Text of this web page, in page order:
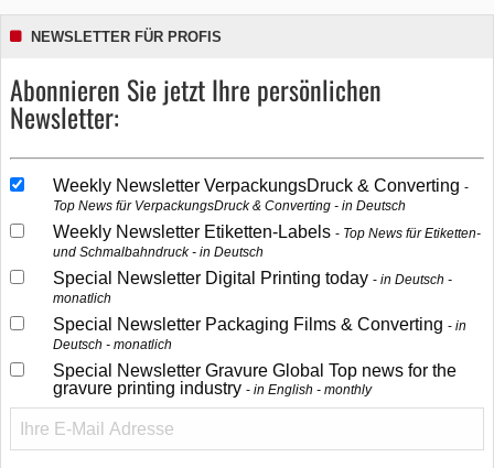
NEWSLETTER FÜR PROFIS
Abonnieren Sie jetzt Ihre persönlichen
Newsletter:
Weekly Newsletter VerpackungsDruck & Converting
Top News für VerpackungsDruck & Converting - in Deutsch
Weekly Newsletter Etiketten-Labels
Top News für Etiketten-
und Schmalbahndruck - in Deutsch
Special Newsletter Digital Printing today
in Deutsch -
monatlich
Special Newsletter Packaging Films & Converting
in
Deutsch - monatlich
Special Newsletter Gravure Global Top news for the
gravure printing industry
in English - monthly